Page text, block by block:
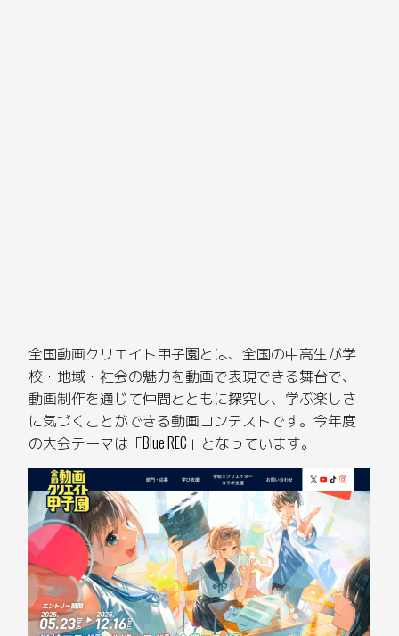
全国動画クリエイト甲子園とは、全国の中高生が学
校・地域・社会の魅力を動画で表現できる舞台で、
動画制作を通じて仲間とともに探究し、学ぶ楽しさ
に気づくことができる動画コンテストです。今年度
の大会テーマは「Blue REC」となっています。